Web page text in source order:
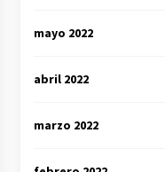
mayo 2022
abril 2022
marzo 2022